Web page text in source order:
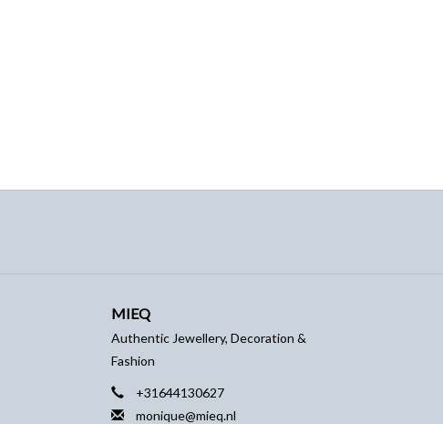
MIEQ
Authentic Jewellery, Decoration &
Fashion
+31644130627
monique@mieq.nl